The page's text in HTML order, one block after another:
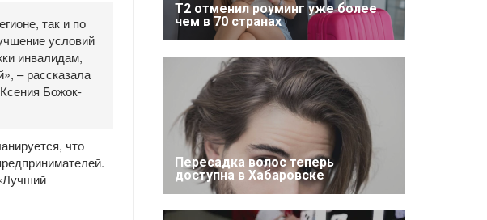
так и по
условий
инвалидам,
– рассказала
Божок-
что
Т2 отменил роуминг уже более
чем в 70 странах
Пересадка волос теперь
доступна в Хабаровске